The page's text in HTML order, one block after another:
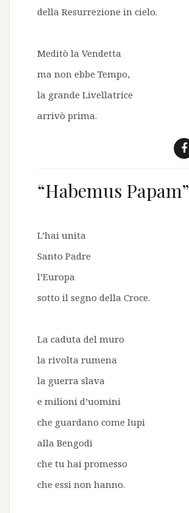
della Resurrezione in cielo.
Meditò la Vendetta
ma non ebbe Tempo,
la grande Livellatrice
arrivò prima.
“Habemus Papam”
L’hai unita
Santo Padre
l’Europa
sotto il segno della Croce.
La caduta del muro
la rivolta rumena
la guerra slava
e milioni d’uomini
che guardano come lupi
alla Bengodi
che tu hai promesso
che essi non hanno.